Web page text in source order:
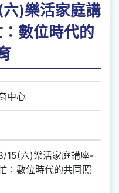
六)樂活家庭講
數位時代的
中心
15(六)樂活家庭講座-
：數位時代的共同照